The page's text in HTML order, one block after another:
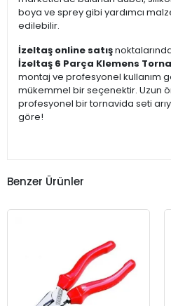
boya ve sprey gibi yardımcı
edilebilir.
İzeltaş online satış
İzeltaş 6 Parça Klemens
montaj ve profesyonel kullanım
mükemmel bir seçenektir. Uzun
profesyonel bir tornavida seti
göre!
Benzer Ürünler